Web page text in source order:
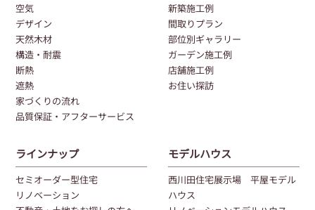
空気
デザイン
天然木材
構造・耐震
断熱
遮熱
家づくりの流れ
品質保証・アフターサービス
新築施工例
間取りプラン
部位別ギャラリー
ガーデン施工例
店舗施工例
お住い探訪
ラインナップ
セミオーダー型住宅
リノベーション
モデルハウス
西川田住宅展示場 平屋モデル
ハウス